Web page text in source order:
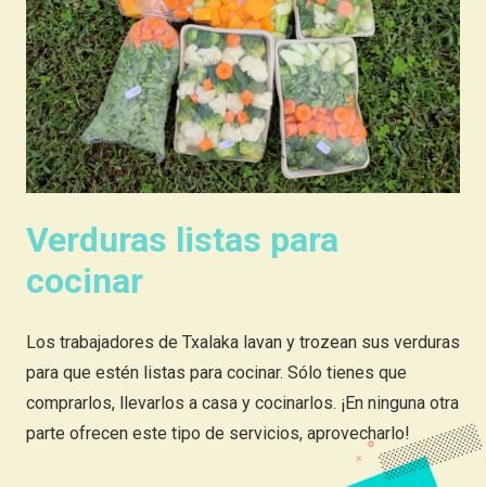
Verduras listas para
cocinar
Los trabajadores de Txalaka lavan y trozean sus verduras
para que estén listas para cocinar. Sólo tienes que
comprarlos, llevarlos a casa y cocinarlos. ¡En ninguna otra
parte ofrecen este tipo de servicios, aprovecharlo!